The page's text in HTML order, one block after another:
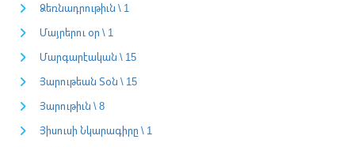
Ձեռնադրութիւն \ 1
Մայրերու օր \ 1
Մարգարէական \ 15
Յարութեան Տօն \ 15
Յարութիւն \ 8
Յիսուսի Նկարագիրը \ 1